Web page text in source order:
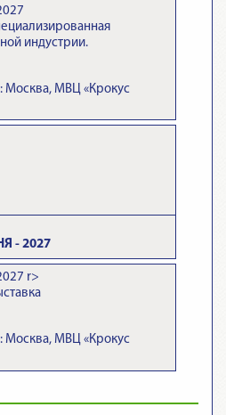
индустрии.
Москва, МВЦ «Крокус
- 2027
r>
Москва, МВЦ «Крокус